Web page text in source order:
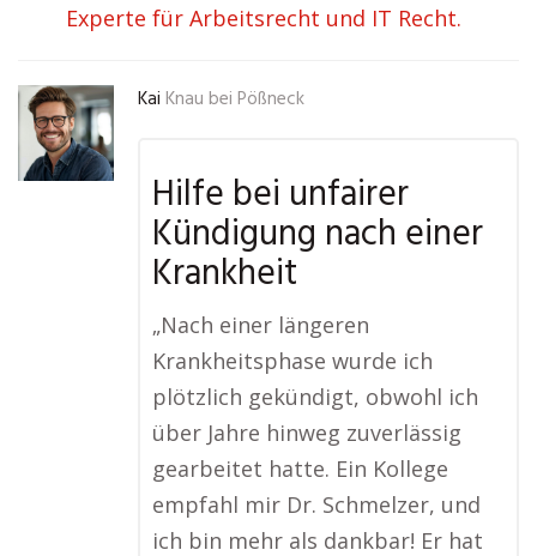
Experte für Arbeitsrecht und IT Recht.
Kai Knau bei Pößneck
Hilfe bei unfairer
Kündigung nach einer
Krankheit
„Nach einer längeren
Krankheitsphase wurde ich
plötzlich gekündigt, obwohl ich
über Jahre hinweg zuverlässig
gearbeitet hatte. Ein Kollege
empfahl mir Dr. Schmelzer, und
ich bin mehr als dankbar! Er hat